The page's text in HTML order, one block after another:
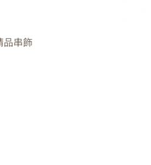
品串飾